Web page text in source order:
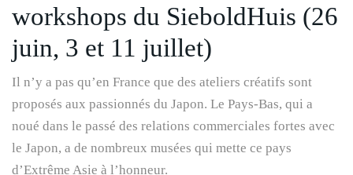
workshops du SieboldHuis (26
juin, 3 et 11 juillet)
Il n’y a pas qu’en France que des ateliers créatifs sont
proposés aux passionnés du Japon. Le Pays-Bas, qui a
noué dans le passé des relations commerciales fortes avec
le Japon, a de nombreux musées qui mette ce pays
d’Extrême Asie à l’honneur.